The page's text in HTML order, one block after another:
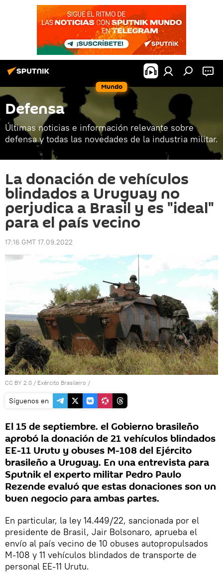
Mundo
Defensa
Últimas noticias e información relevante sobre
defensa y todas las novedades de la industria militar.
La donación de vehículos
blindados a Uruguay no
perjudica a Brasil y es "ideal"
para el país vecino
17:16 GMT 17.09.2022
CC BY 2.0 / Exército Brasileiro /
Síguenos en
El 15 de septiembre. el Gobierno brasileño
aprobó la donación de 21 vehículos blindados
EE-11 Urutu y obuses M-108 del Ejército
brasileño a Uruguay. En una entrevista para
Sputnik el experto militar Pedro Paulo
Rezende evaluó que estas donaciones son un
buen negocio para ambas partes.
En particular, la ley 14.449/22, sancionada por el
presidente de Brasil, Jair Bolsonaro, aprueba el
envío al país vecino de 10 obuses autopropulsados
M-108 y 11 vehículos blindados de transporte de
personal EE-11 Urutu.